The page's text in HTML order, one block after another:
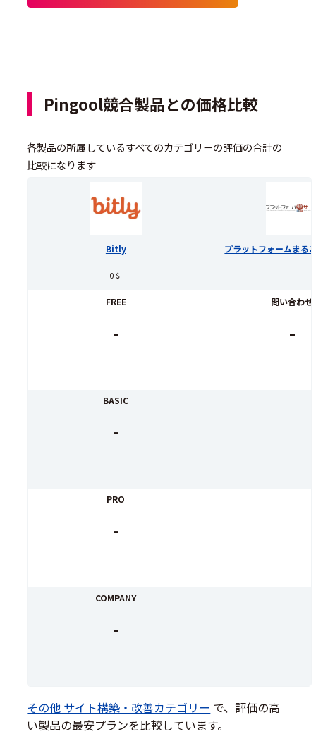
Pingool競合製品との価格比較
各製品の所属しているすべてのカテゴリーの評価の合計の
比較になります
Bitly
0＄
FREE
-
BASIC
-
PRO
-
COMPANY
-
プラットフォームまる
問い合わせ
-
その他 サイト構築・改善カテゴリー で、評価の高
い製品の最安プランを比較しています。